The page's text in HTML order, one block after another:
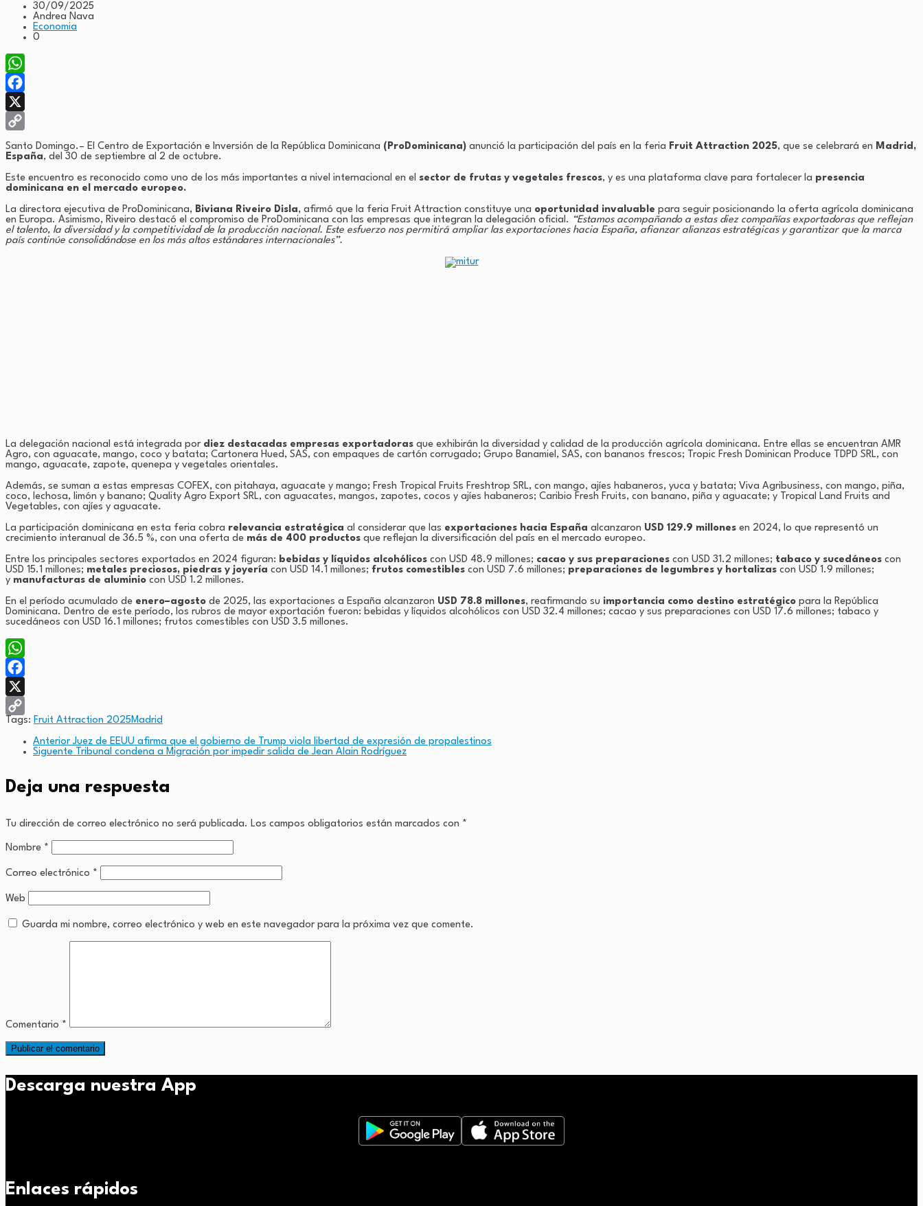
30/09/2025
Andrea Nava
Economia
0
WhatsApp
Facebook
X
Copy
Link
Santo Domingo.– El Centro de Exportación e Inversión de la República Dominicana (ProDominicana) anunció la participación del país en la feria Fruit Attraction 2025, que se celebrará en Madrid,
España, del 30 de septiembre al 2 de octubre.
Este encuentro es reconocido como uno de los más importantes a nivel internacional en el sector de frutas y vegetales frescos, y es una plataforma clave para fortalecer la presencia
dominicana en el mercado europeo.
La directora ejecutiva de ProDominicana, Biviana Riveiro Disla, afirmó que la feria Fruit Attraction constituye una oportunidad invaluable para seguir posicionando la oferta agrícola dominicana
en Europa. Asimismo, Riveiro destacó el compromiso de ProDominicana con las empresas que integran la delegación oficial. “Estamos acompañando a estas diez compañías exportadoras que reflejan
el talento, la diversidad y la competitividad de la producción nacional. Este esfuerzo nos permitirá ampliar las exportaciones hacia España, afianzar alianzas estratégicas y garantizar que la marca
país continúe consolidándose en los más altos estándares internacionales”.
La delegación nacional está integrada por diez destacadas empresas exportadoras que exhibirán la diversidad y calidad de la producción agrícola dominicana. Entre ellas se encuentran AMR
Agro, con aguacate, mango, coco y batata; Cartonera Hued, SAS, con empaques de cartón corrugado; Grupo Banamiel, SAS, con bananos frescos; Tropic Fresh Dominican Produce TDPD SRL, con
mango, aguacate, zapote, quenepa y vegetales orientales.
Además, se suman a estas empresas COFEX, con pitahaya, aguacate y mango; Fresh Tropical Fruits Freshtrop SRL, con mango, ajíes habaneros, yuca y batata; Viva Agribusiness, con mango, piña,
coco, lechosa, limón y banano; Quality Agro Export SRL, con aguacates, mangos, zapotes, cocos y ajíes habaneros; Caribio Fresh Fruits, con banano, piña y aguacate; y Tropical Land Fruits and
Vegetables, con ajíes y aguacate.
La participación dominicana en esta feria cobra relevancia estratégica al considerar que las exportaciones hacia España alcanzaron USD 129.9 millones en 2024, lo que representó un
crecimiento interanual de 36.5 %, con una oferta de más de 400 productos que reflejan la diversificación del país en el mercado europeo.
Entre los principales sectores exportados en 2024 figuran: bebidas y líquidos alcohólicos con USD 48.9 millones; cacao y sus preparaciones con USD 31.2 millones; tabaco y sucedáneos con
USD 15.1 millones; metales preciosos, piedras y joyería con USD 14.1 millones; frutos comestibles con USD 7.6 millones; preparaciones de legumbres y hortalizas con USD 1.9 millones;
y manufacturas de aluminio con USD 1.2 millones.
En el período acumulado de enero–agosto de 2025, las exportaciones a España alcanzaron USD 78.8 millones, reafirmando su importancia como destino estratégico para la República
Dominicana. Dentro de este período, los rubros de mayor exportación fueron: bebidas y líquidos alcohólicos con USD 32.4 millones; cacao y sus preparaciones con USD 17.6 millones; tabaco y
sucedáneos con USD 16.1 millones; frutos comestibles con USD 3.5 millones.
WhatsApp
Facebook
X
Copy
Tags: Fruit Attraction 2025 Madrid
Anterior Juez de EEUU afirma que el gobierno de Trump viola libertad de expresión de propalestinos
Siguente Tribunal condena a Migración por impedir salida de Jean Alain Rodríguez
Deja una respuesta
Tu dirección de correo electrónico no será publicada. Los campos obligatorios están marcados con *
Nombre *
Correo electrónico *
Web
Guarda mi nombre, correo electrónico y web en este navegador para la próxima vez que comente.
Comentario *
Descarga nuestra App
Enlaces rápidos